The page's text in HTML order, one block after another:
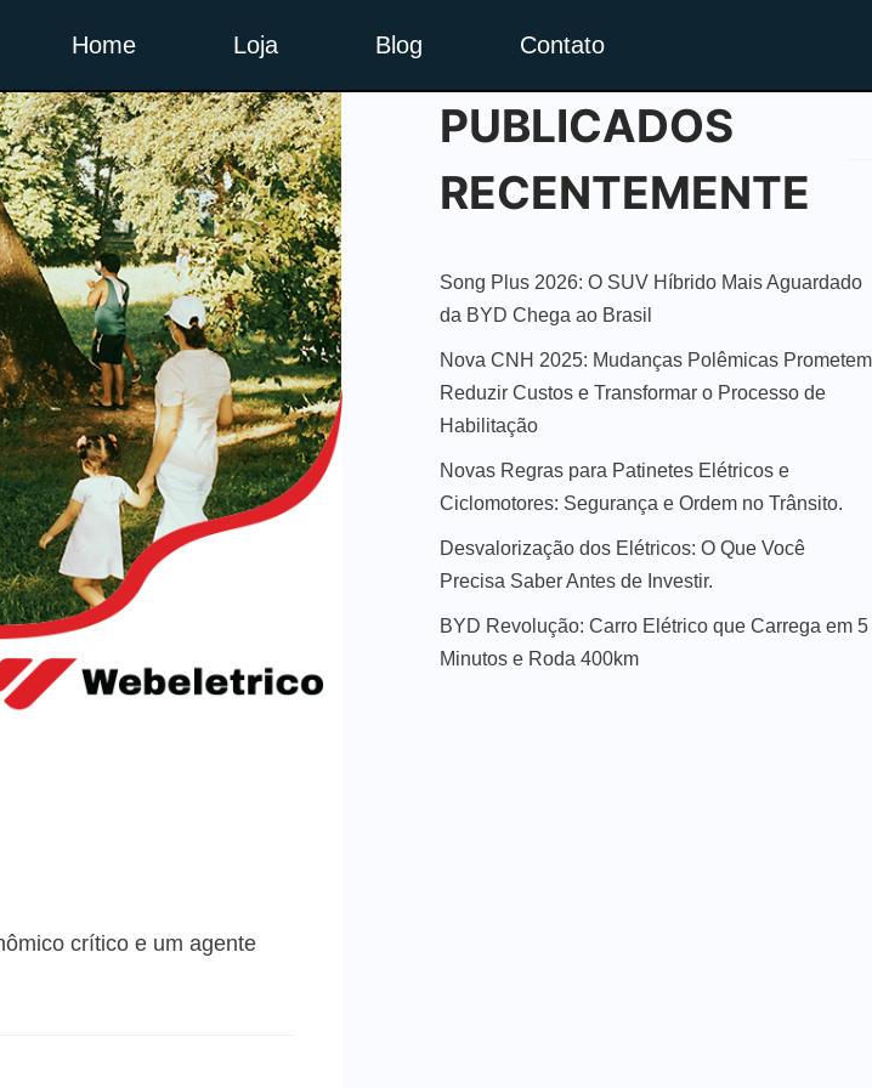
Home Loja Blog Contato
crítico e um agente
PUBLICADOS
RECENTEMENTE
Song Plus 2026: O SUV Híbrido Mais Aguardado
da BYD Chega ao Brasil
Nova CNH 2025: Mudanças Polêmicas Prometem
Reduzir Custos e Transformar o Processo de
Habilitação
Novas Regras para Patinetes Elétricos e
Ciclomotores: Segurança e Ordem no Trânsito.
Desvalorização dos Elétricos: O Que Você
Precisa Saber Antes de Investir.
BYD Revolução: Carro Elétrico que Carrega em 5
Minutos e Roda 400km